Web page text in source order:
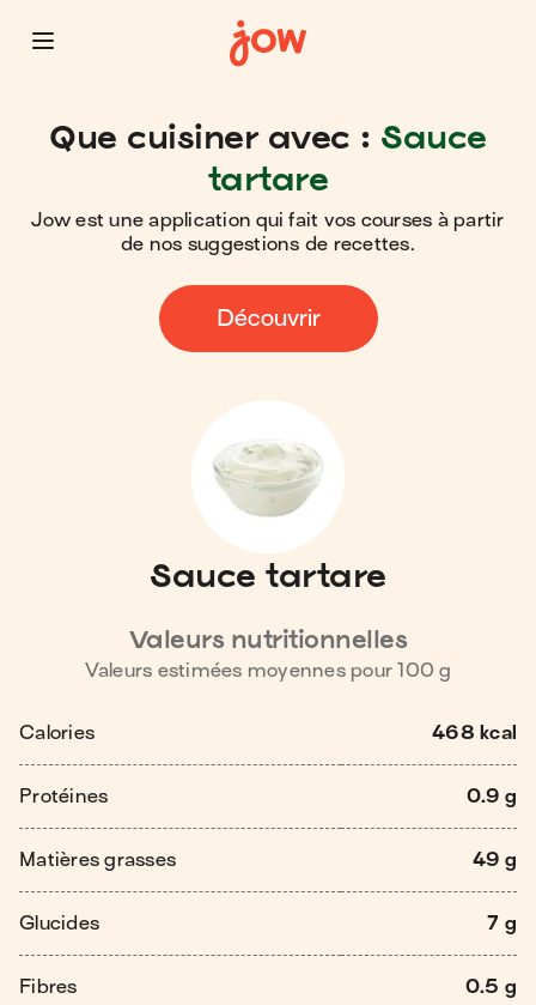
Que cuisiner avec : Sauce
tartare
Jow est une application qui fait vos courses à partir
de nos suggestions de recettes.
Découvrir
Sauce tartare
Valeurs nutritionnelles
Valeurs estimées moyennes pour 100 g
Calories 468 kcal
Protéines 0.9 g
Matières grasses 49 g
Glucides 7 g
Fibres 0.5 g